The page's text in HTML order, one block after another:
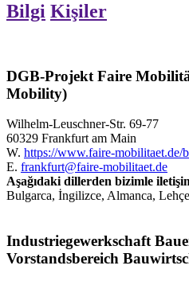
Bilgi Kişiler
DGB-Projekt Faire
Mobility)
Wilhelm-Leuschner-Str. 69-77
60329 Frankfurt am Main
W. https://www.faire-mobilitaet.de/
E. frankfurt@faire-mobilitaet.de
Aşağıdaki dillerden bizimle
Bulgarca, İngilizce, Almanca,
Industriegewerkschaft
Vorstandsbereich